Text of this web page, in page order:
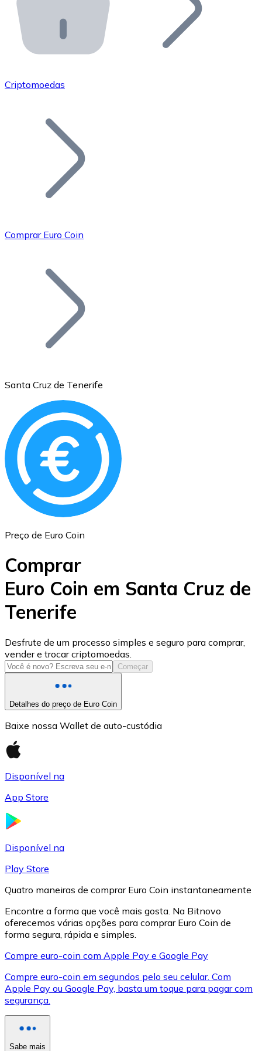
API Bitnovo
Integre nossa API no seu ecossistema.
Junte-se à nossa rede de revendedores e comercialize
Adicione o token do seu projeto ao nosso serviço de
Bitcoin
Ethereum
ETH
USD Coin
USDC
XRP
XRP
Ver tudo
Cupons cripto
Criptomoedas
Comprar Euro Coin
Santa Cruz de Tenerife
Preço de Euro Coin
Comprar
Euro Coin em Santa Cruz de
Tenerife
Desfrute de um processo simples e seguro para comprar,
vender e trocar criptomoedas.
Começar
Detalhes do preço de Euro Coin
Baixe nossa Wallet de auto-custódia
Disponível na
App Store
Disponível na
Play Store
Quatro maneiras de comprar Euro Coin instantaneamente
Encontre a forma que você mais gosta. Na Bitnovo
oferecemos várias opções para comprar Euro Coin de
forma segura, rápida e simples.
Compre euro-coin com Apple Pay e Google Pay
Compre euro-coin em segundos pelo seu celular. Com
Apple Pay ou Google Pay, basta um toque para pagar com
segurança.
Sabe mais